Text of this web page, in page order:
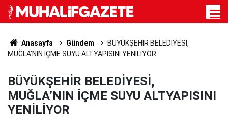
Anasayfa Gündem
BÜYÜKŞEHİR BELEDİYESİ,
MUĞLA’NIN İÇME SUYU ALTYAPISINI YENİLİYOR
BÜYÜKŞEHİR BELEDİYESİ,
MUĞLA’NIN İÇME SUYU ALTYAPISINI
YENİLİYOR